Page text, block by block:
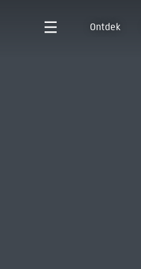
Ontdek